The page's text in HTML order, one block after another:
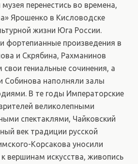
перенестись во времена,
Ярошенко в Кисловодске
жизни Юга России.
фортепианные произведения в
и Скрябина, Рахманинов
гениальные сочинения, а
Собинова наполняли залы
В те годы Императорские
великолепными
спектаклями, Чайковский
век традиции русской
Корсакова уносили
вершинам искусства, живопись